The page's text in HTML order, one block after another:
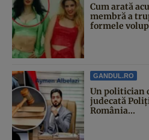
Cum arată
membră a
formele
GANDUL.RO
Un politician
judecată
România...